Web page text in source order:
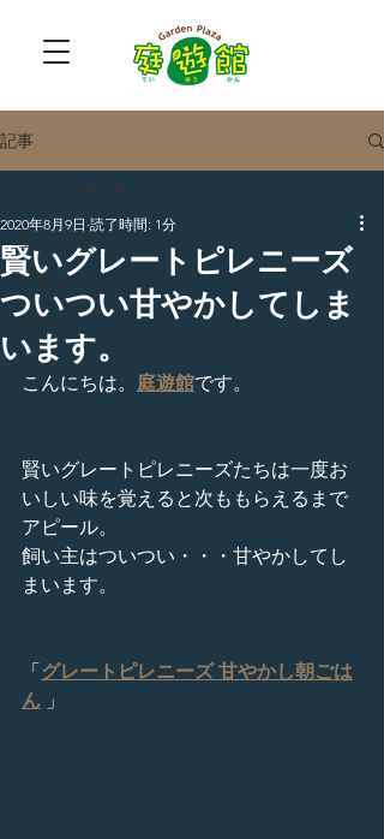
記事
全ての記事
ブログ
NEWS
賢いグレートピレニーズ
ついつい甘やかしてしま
います。
2020年8月9日 読了時間: 1分
こんにちは。 庭遊館です。
賢いグレートピレニーズたちは一度お
いしい味を覚えると次ももらえるまで
アピール。
飼い主はついつい・・・甘やかしてし
まいます。
「グレートピレニーズ 甘やかし朝ごは
ん 」